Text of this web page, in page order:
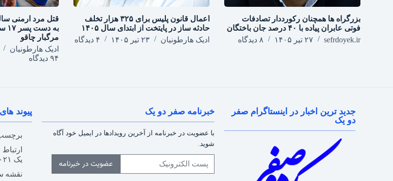
بزرگراه‌ ها همچنان رکورددار تصادفات
فوتی عابران پیاده با ۴۰ درصد جان‌ باختگان
sefrdoyek.ir
۲۷ تیر ۱۴۰۵ ۸ دیدگاه
اعمال قانون پلیس برای ۳۲۵ هزار تخلف
حادثه ساز در پایتخت از ابتدای سال ۱۴۰۵
ادیک هارطونیان
۲۳ تیر ۱۴۰۵ ۴ دیدگاه
قتل مرد ارمنی
مرگبار چاقو
ادیک هارطونیان
۹۴ دیدگاه
جدید ترین اخبار در اینستاگرام صفر
دو یک
خبرنامه صفر دو یک
با عضویت در خبرنامه از آخرین رویدادها در ایمیل خود آگاه
شوید.
عضویت در خبرنامه
پیوند
یک ۰۲۱
نقشه